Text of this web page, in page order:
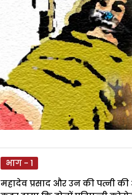
भाग - 1
महादेव प्रसाद और उन की पत्नी